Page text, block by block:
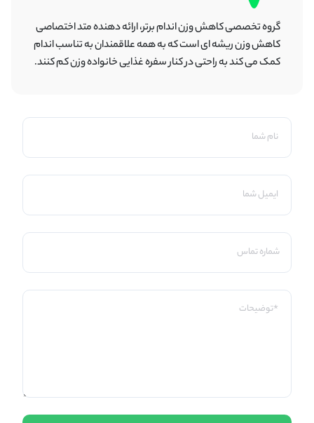
گروه تخصصی کاهش وزن اندام برتر، ارائه دهنده متد اختصاصی
کاهش وزن ریشه ای است که به همه علاقمندان به تناسب اندام
کمک می کند به راحتی در کنار سفره غذایی خانواده وزن کم کنند.